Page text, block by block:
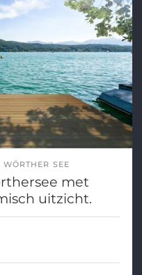
SEE
met
uitzicht.